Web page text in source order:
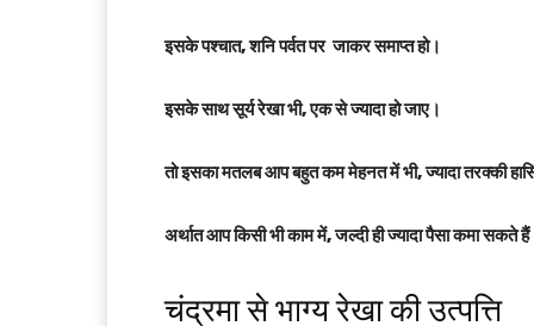
इसके पश्चात, शनि पर्वत पर जाकर समाप्त हो।
इसके साथ सूर्य रेखा भी, एक से ज्यादा हो जाए।
तो इसका मतलब आप बहुत कम मेहनत में भी, ज्यादा तरक्की
अर्थात आप किसी भी काम में, जल्दी ही ज्यादा पैसा कमा सकते
चंद्रमा से भाग्य रेखा की उत्पत्ति